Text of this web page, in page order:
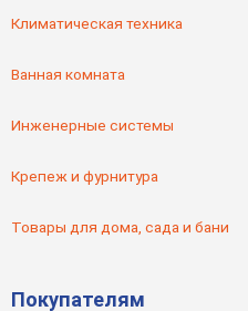
Климатическая техника
Ванная комната
Инженерные системы
Крепеж и фурнитура
Товары для дома, сада и бани
Покупателям